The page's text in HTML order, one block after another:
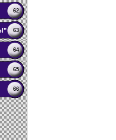
62
63
64
65
66